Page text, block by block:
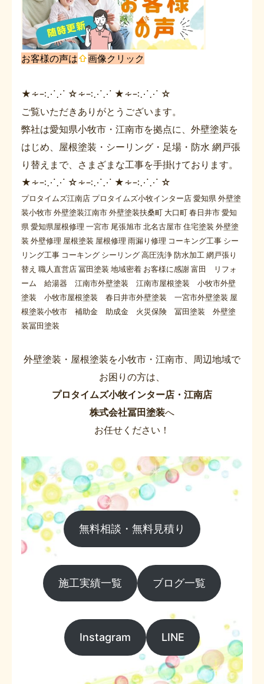
お客様の声は⇧画像クリック
★∻∹⋰⋰ ☆∻∹⋰⋰ ★∻∹⋰⋰ ☆
ご覧いただきありがとうございます。
弊社は愛知県小牧市・江南市を拠点に、外壁塗装を
はじめ、屋根塗装・シーリング・足場・防水 網戸張
り替えまで、さまざまな工事を手掛けております。
★∻∹⋰⋰ ☆∻∹⋰⋰ ★∻∹⋰⋰ ☆
プロタイムズ江南店 プロタイムズ小牧インター店 愛知県 外壁塗
装小牧市 外壁塗装江南市 外壁塗装扶桑町 大口町 春日井市 愛知
県 愛知県屋根修理 一宮市 尾張旭市 北名古屋市 住宅塗装 外壁塗
装 外壁修理 屋根塗装 屋根修理 雨漏り修理 コーキング工事 シー
リング工事 コーキング シーリング 高圧洗浄 防水加工 網戸張り
替え 職人直営店 冨田塗装 地域密着 お客様に感謝 富田 リフォ
ーム 給湯器 江南市外壁塗装 江南市屋根塗装 小牧市外壁
塗装 小牧市屋根塗装 春日井市外壁塗装 一宮市外壁塗装 屋
根塗装小牧市 補助金 助成金 火災保険 冨田塗装 外壁塗
装冨田塗装
外壁塗装・屋根塗装を小牧市・江南市、周辺地域で
お困りの方は、
プロタイムズ小牧インター店・江南店
株式会社冨田塗装へ
お任せください！
無料相談・無料見積り
施工実績一覧 ブログ一覧
Instagram LINE